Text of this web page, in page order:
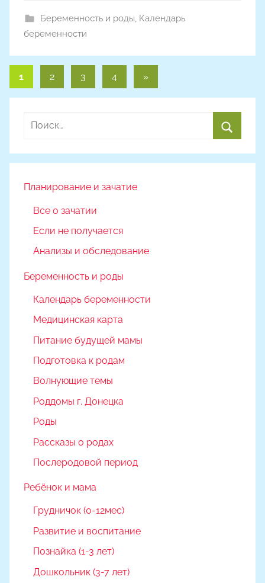
Беременность и роды, Календарь
беременности
Пагинация
записей
1 2 3 4
Следующие
»
Найти:
Планирование и зачатие
Все о зачатии
Если не получается
Анализы и обследование
Беременность и роды
Календарь беременности
Медицинская карта
Питание будущей мамы
Подготовка к родам
Волнующие темы
Роддомы г. Донецка
Роды
Рассказы о родах
Послеродовой период
Ребёнок и мама
Грудничок (0-12мес)
Развитие и воспитание
Познайка (1-3 лет)
Дошкольник (3-7 лет)